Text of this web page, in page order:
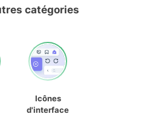
catégories
Icônes
d'interface